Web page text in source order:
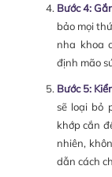
Bước 4:
bảo mọi
nha khoa
định mão
Bước 5:
sẽ loại bỏ
khớp cắn
nhiên,
dẫn cách